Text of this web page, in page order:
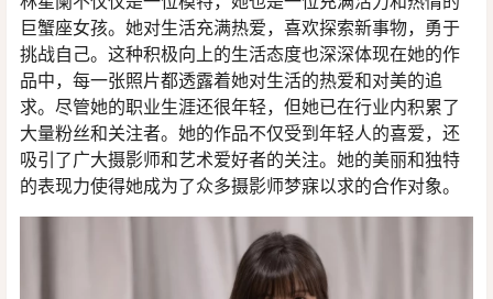
巨蟹座女孩。她对生活充满热爱，喜欢探索新事物，勇于
挑战自己。这种积极向上的生活态度也深深体现在她的作
品中，每一张照片都透露着她对生活的热爱和对美的追
求。尽管她的职业生涯还很年轻，但她已在行业内积累了
大量粉丝和关注者。她的作品不仅受到年轻人的喜爱，还
吸引了广大摄影师和艺术爱好者的关注。她的美丽和独特
的表现力使得她成为了众多摄影师梦寐以求的合作对象。